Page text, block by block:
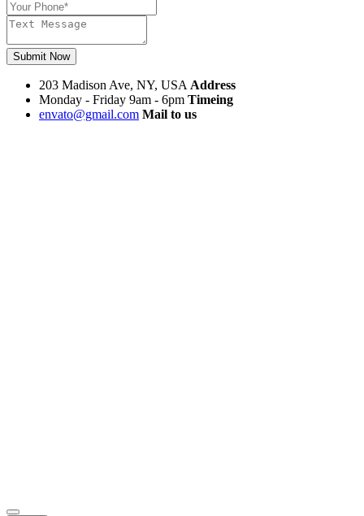
Submit Now
203 Madison Ave, NY, USA Address
Monday - Friday 9am - 6pm Timeing
envato@gmail.com Mail to us